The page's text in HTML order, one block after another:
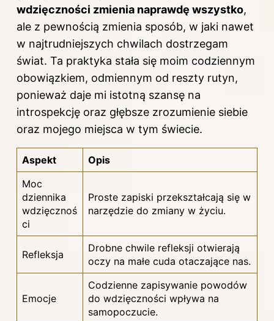
wdzięczności zmienia naprawdę wszystko,
ale z pewnością zmienia sposób, w jaki nawet
w najtrudniejszych chwilach dostrzegam
świat. Ta praktyka stała się moim codziennym
obowiązkiem, odmiennym od reszty rutyn,
ponieważ daje mi istotną szansę na
introspekcję oraz głębsze zrozumienie siebie
oraz mojego miejsca w tym świecie.
Aspekt
Opis
Moc
dziennika
wdzięcznoś
ci
Proste zapiski przekształcają się w
narzędzie do zmiany w życiu.
Refleksja
Drobne chwile refleksji otwierają
oczy na małe cuda otaczające nas.
Emocje
Codzienne zapisywanie powodów
do wdzięczności wpływa na
samopoczucie.